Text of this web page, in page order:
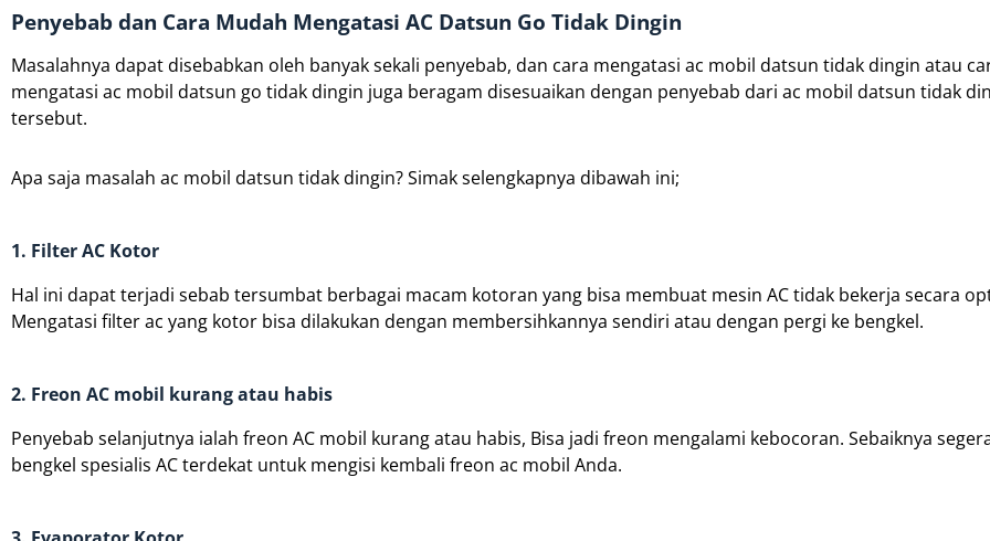
Penyebab dan Cara Mudah Mengatasi AC Datsun Go Tidak Dingin
Masalahnya dapat disebabkan oleh banyak sekali penyebab, dan cara mengatasi ac mobil datsun tidak dingin atau
mengatasi ac mobil datsun go tidak dingin juga beragam disesuaikan dengan penyebab dari ac mobil datsun tidak
tersebut.
Apa saja masalah ac mobil datsun tidak dingin? Simak selengkapnya dibawah ini;
1. Filter AC Kotor
Hal ini dapat terjadi sebab tersumbat berbagai macam kotoran yang bisa membuat mesin AC tidak bekerja secara
Mengatasi filter ac yang kotor bisa dilakukan dengan membersihkannya sendiri atau dengan pergi ke bengkel.
2. Freon AC mobil kurang atau habis
Penyebab selanjutnya ialah freon AC mobil kurang atau habis, Bisa jadi freon mengalami kebocoran. Sebaiknya
bengkel spesialis AC terdekat untuk mengisi kembali freon ac mobil Anda.